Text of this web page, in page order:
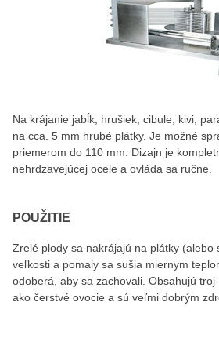
Na krájanie jabĺk, hrušiek, cibule, kivi,
na cca. 5 mm hrubé plátky. Je možné
priemerom do 110 mm. Dizajn je
nehrdzavejúcej ocele a ovláda sa ručne.
POUŽITIE
Zrelé plody sa nakrájajú na plátky (alebo
veľkosti a pomaly sa sušia miernym
odoberá, aby sa zachovali. Obsahujú
ako čerstvé ovocie a sú veľmi dobrým